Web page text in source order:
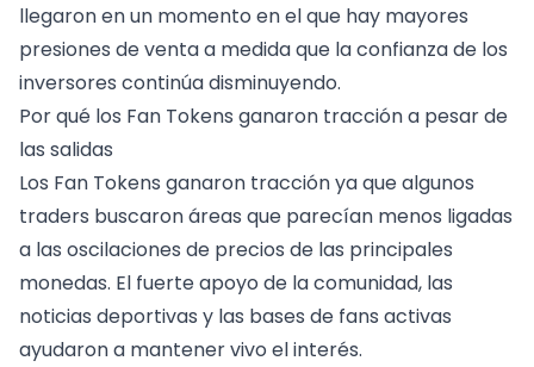
llegaron en un momento en el que hay mayores
presiones de venta a medida que la confianza de los
inversores continúa disminuyendo.
Por qué los Fan Tokens ganaron tracción a pesar de
las salidas
Los Fan Tokens ganaron tracción ya que algunos
traders buscaron áreas que parecían menos ligadas
a las oscilaciones de precios de las principales
monedas. El fuerte apoyo de la comunidad, las
noticias deportivas y las bases de fans activas
ayudaron a mantener vivo el interés.